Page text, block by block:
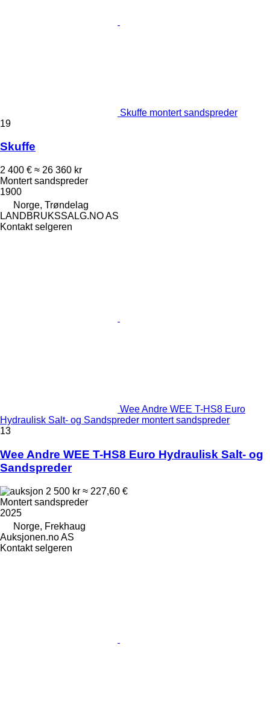
Skuffe montert sandspreder
19
Skuffe
2 400 € ≈ 26 360 kr
Montert sandspreder
1900
Norge, Trøndelag
LANDBRUKSSALG.NO AS
Kontakt selgeren
Wee Andre WEE T-HS8 Euro
Hydraulisk Salt- og Sandspreder montert sandspreder
13
Wee Andre WEE T-HS8 Euro Hydraulisk Salt- og
Sandspreder
2 500 kr ≈ 227,60 €
Montert sandspreder
2025
Norge, Frekhaug
Auksjonen.no AS
Kontakt selgeren